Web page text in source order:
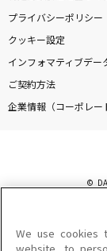
プライバシーポリシー
クッキー設定
インフォマティブデー
ご契約方法
企業情報（コーポレー
©
このサイトに掲載され
を問わず、著作権法の
を禁じます。
We use cookies